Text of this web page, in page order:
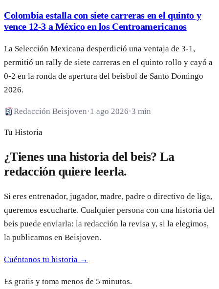
Colombia estalla con siete carreras en el quinto y
vence 12-3 a México en los Centroamericanos
La Selección Mexicana desperdició una ventaja de 3-1,
permitió un rally de siete carreras en el quinto rollo y cayó a
0-2 en la ronda de apertura del beisbol de Santo Domingo
2026.
Redacción Beisjoven·1 ago 2026·3 min
Tu Historia
¿Tienes una historia del beis? La
redacción quiere leerla.
Si eres entrenador, jugador, madre, padre o directivo de liga,
queremos escucharte. Cualquier persona con una historia del
beis puede enviarla: la redacción la revisa y, si la elegimos,
la publicamos en Beisjoven.
Cuéntanos tu historia →
Es gratis y toma menos de 5 minutos.